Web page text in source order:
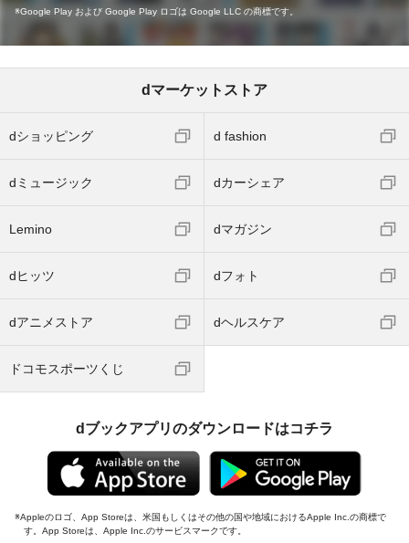
Google Play および Google Play ロゴは Google LLC の商標です。
dマーケットストア
dショッピング d fashion
dミュージック dカーシェア
Lemino dマガジン
dヒッツ dフォト
dアニメストア dヘルスケア
ドコモスポーツくじ
dブックアプリのダウンロードはコチラ
Appleのロゴ、App Storeは、米国もしくはその他の国や地域におけるApple Inc.の商標で
す。App Storeは、Apple Inc.のサービスマークです。